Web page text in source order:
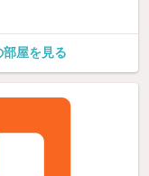
屋を見る